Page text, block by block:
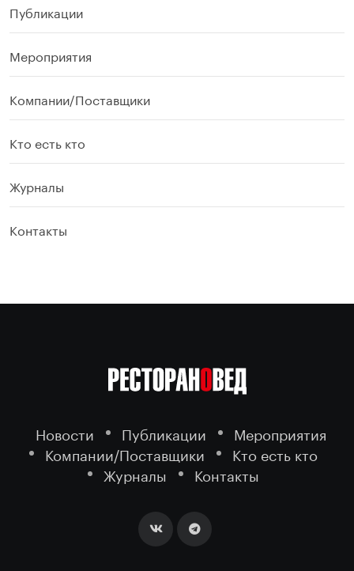
Публикации
Мероприятия
Компании/Поставщики
Кто есть кто
Журналы
Контакты
Новости Публикации
Мероприятия
Компании/Поставщики
Кто есть кто
Журналы
Контакты